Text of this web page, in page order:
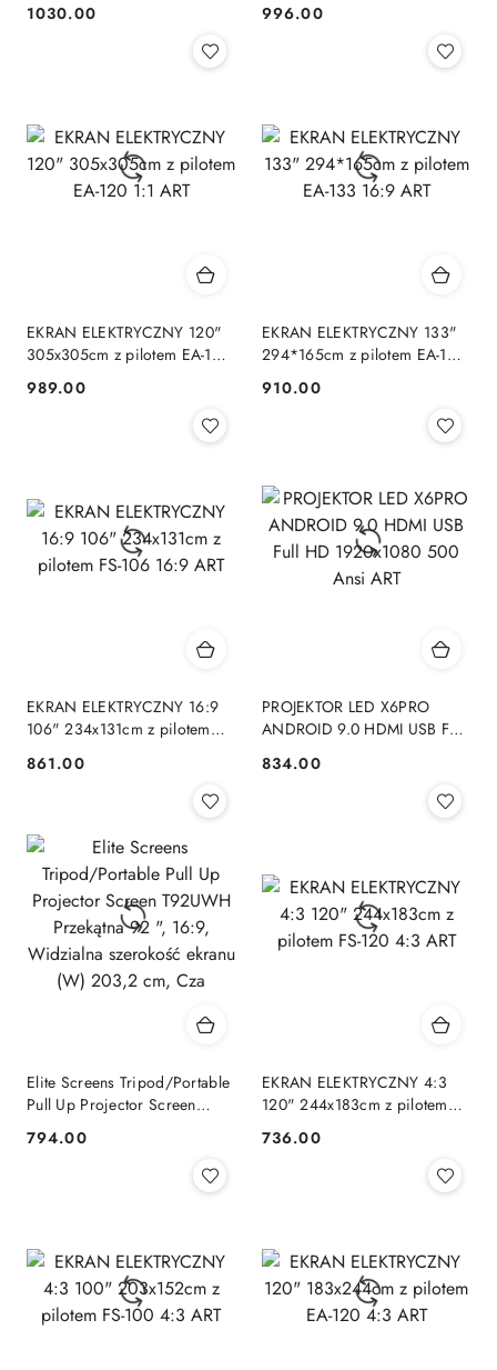
Cena:
1030.00 Cena:
996.00
EKRAN ELEKTRYCZNY 120"
305x305cm z pilotem EA-120
Cena:
989.00
EKRAN ELEKTRYCZNY 133"
294*165cm z pilotem EA-133
Cena:
910.00
EKRAN ELEKTRYCZNY 16:9
106" 234x131cm z pilotem
Cena:
861.00
PROJEKTOR LED X6PRO
ANDROID 9.0 HDMI USB Full
Cena:
834.00
Elite Screens Tripod/Portable
Pull Up Projector Screen
16:9, Widzialna szerokość
ekranu (W) 203,2 cm, Cza
Cena:
794.00
EKRAN ELEKTRYCZNY 4:3
120" 244x183cm z pilotem
Cena:
736.00